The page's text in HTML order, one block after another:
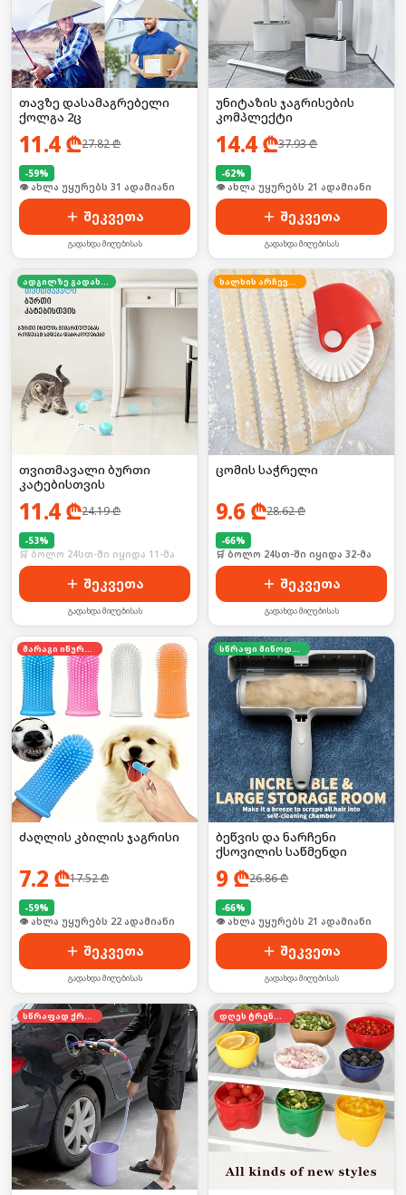
თავზე დასამაგრებელი
ქოლგა 2ც
11.4₾27.82₾
-59%
🛒 ბოლო 24სთ-ში იყიდა 47-მა
შეკვეთა
გადახდა მიღებისას
უნიტაზის ჯაგრისების
კომპლექტი
14.4₾37.93₾
-62%
🛒 ბოლო 24სთ-ში იყიდა 34-მა
შეკვეთა
გადახდა მიღებისას
ადგილზე გადახდა
თვითმავალი ბურთი
კატებისთვის
11.4₾24.19₾
-53%
🛒 ბოლო 24სთ-ში იყიდა 11-მა
შეკვეთა
გადახდა მიღებისას
ხალხის არჩევანი
ცომის საჭრელი
9.6 ₾28.62₾
-66%
🛒 ბოლო 24სთ-ში იყიდა 32-მა
შეკვეთა
გადახდა მიღებისას
მარაგი იწურება
ძაღლის კბილის ჯაგრისი
7.2 ₾17.52₾
-59%
🛒 ბოლო 24სთ-ში იყიდა 29-მა
შეკვეთა
გადახდა მიღებისას
სწრაფი მიწოდება
ბეწვის და ნარჩენი
ქსოვილის საწმენდი
9 ₾26.86₾
-66%
🛒 ბოლო 24სთ-ში იყიდა 27-მა
შეკვეთა
გადახდა მიღებისას
სწრაფად ქრება დღეს ტრენდში